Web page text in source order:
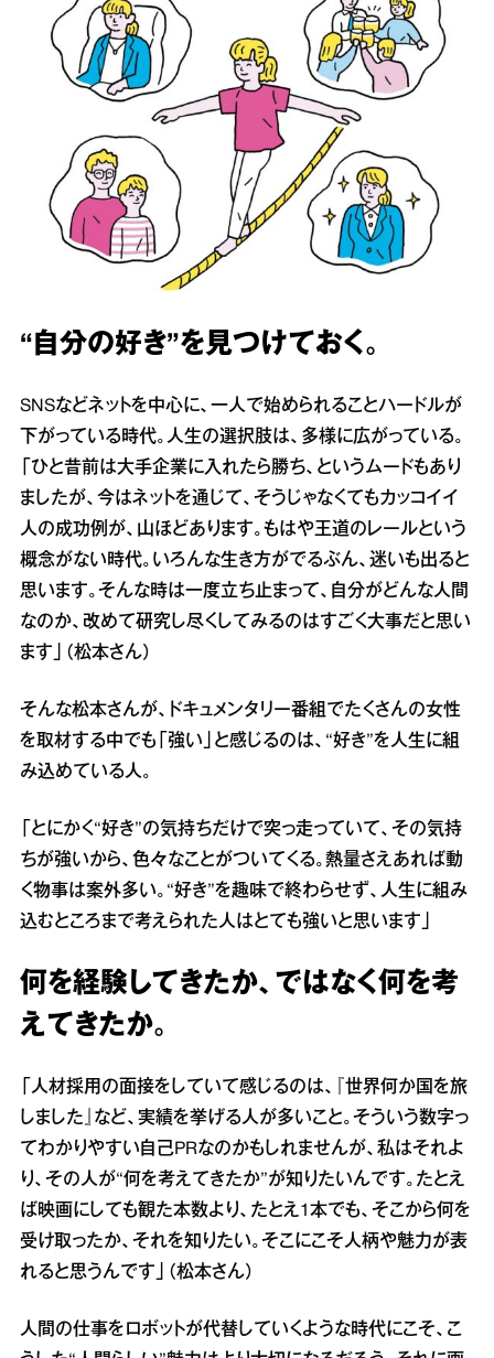
“自分の好き”を見つけておく。
SNSなどネットを中心に、一人で始められることハードルが
下がっている時代。人生の選択肢は、多様に広がっている。
「ひと昔前は大手企業に入れたら勝ち、というムードもあり
ましたが、今はネットを通じて、そうじゃなくてもカッコイイ
人の成功例が、山ほどあります。もはや王道のレールという
概念がない時代。いろんな生き方がでるぶん、迷いも出ると
思います。そんな時は一度立ち止まって、自分がどんな人間
なのか、改めて研究し尽くしてみるのはすごく大事だと思い
ます」（松本さん）
そんな松本さんが、ドキュメンタリー番組でたくさんの女性
を取材する中でも「強い」と感じるのは、“好き”を人生に組
み込めている人。
「とにかく“好き”の気持ちだけで突っ走っていて、その気持
ちが強いから、色々なことがついてくる。熱量さえあれば動
く物事は案外多い。“好き”を趣味で終わらせず、人生に組み
込むところまで考えられた人はとても強いと思います」
何を経験してきたか、ではなく何を考
えてきたか。
「人材採用の面接をしていて感じるのは、『世界何か国を旅
しました』など、実績を挙げる人が多いこと。そういう数字っ
てわかりやすい自己PRなのかもしれませんが、私はそれよ
り、その人が“何を考えてきたか”が知りたいんです。たとえ
ば映画にしても観た本数より、たとえ1本でも、そこから何を
受け取ったか、それを知りたい。そこにこそ人柄や魅力が表
れると思うんです」（松本さん）
人間の仕事をロボットが代替していくような時代にこそ、こ